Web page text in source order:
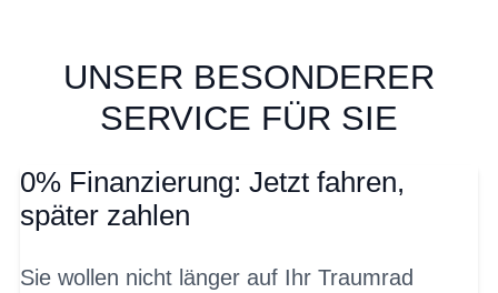
UNSER BESONDERER
SERVICE FÜR SIE
0% Finanzierung: Jetzt fahren,
später zahlen
Sie wollen nicht länger auf Ihr Traumrad